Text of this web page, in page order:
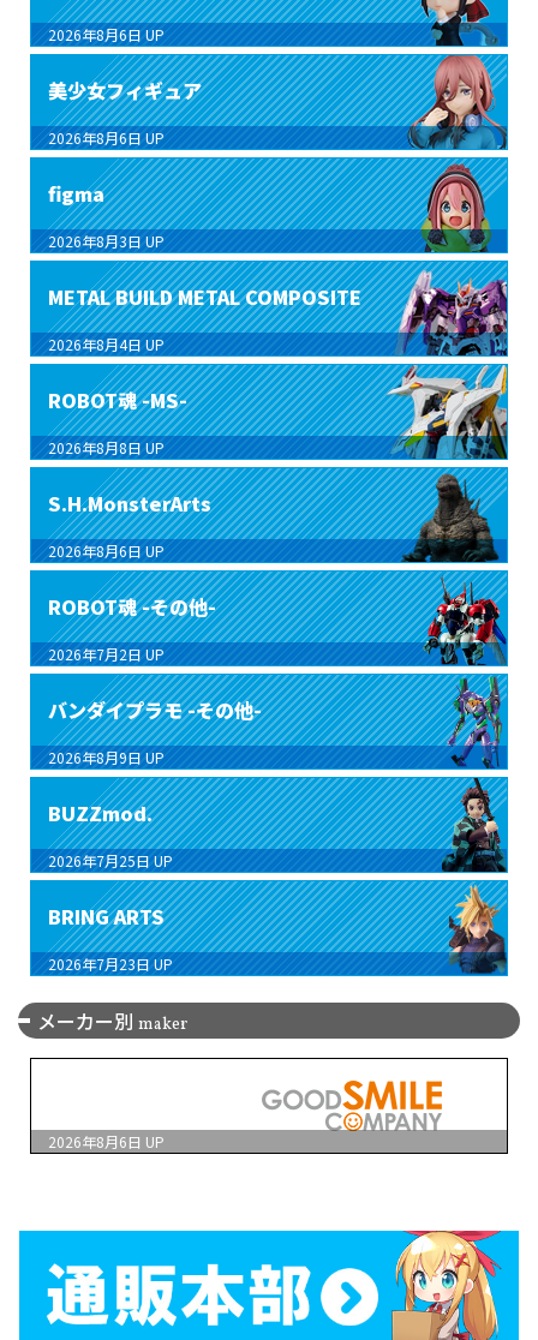
2026年8月6日 UP
美少女フィギュア
2026年8月6日 UP
figma
2026年8月3日 UP
METAL BUILD METAL COMPOSITE
2026年8月4日 UP
ROBOT魂 -MS-
2026年8月8日 UP
S.H.MonsterArts
2026年8月6日 UP
ROBOT魂 -その他-
2026年7月2日 UP
バンダイプラモ -その他-
2026年8月9日 UP
BUZZmod.
2026年7月25日 UP
BRING ARTS
2026年7月23日 UP
メーカー別 maker
2026年8月6日 UP